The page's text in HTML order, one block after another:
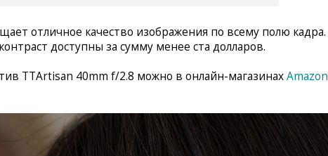
отличное качество изображения по всему полю кадра.
доступны за сумму менее ста долларов.
TTArtisan 40mm f/2.8 можно в онлайн-магазинахAmazon